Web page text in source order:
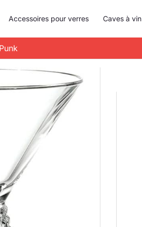
Accessoires pour verres Caves à vin